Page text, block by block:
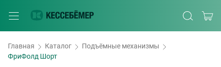
Главная Каталог
Подъёмные механизмы
ФриФолд Шорт